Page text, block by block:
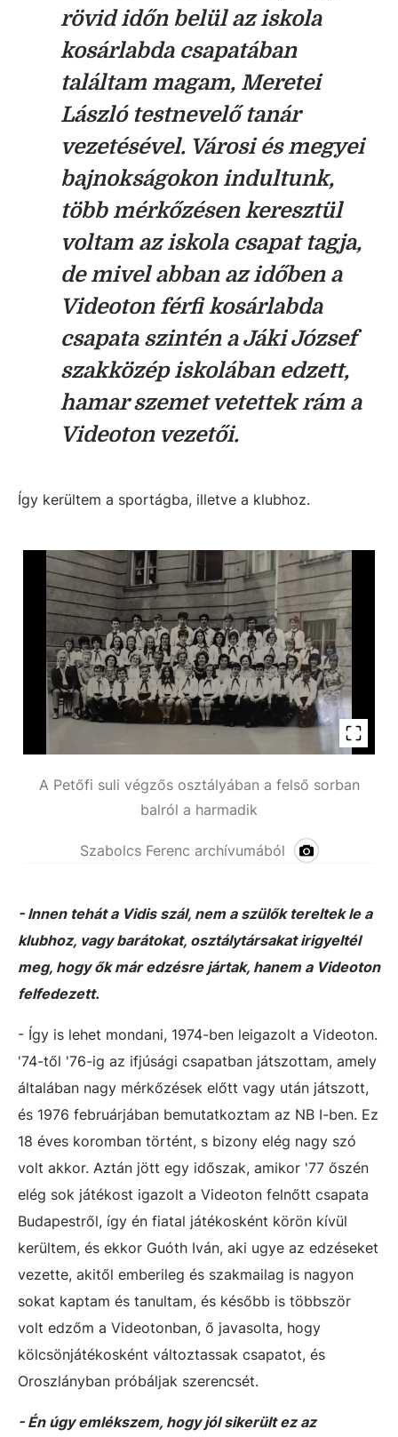
rövid időn belül az iskola
kosárlabda csapatában
találtam magam, Meretei
László testnevelő tanár
vezetésével. Városi és megyei
bajnokságokon indultunk,
több mérkőzésen keresztül
voltam az iskola csapat tagja,
de mivel abban az időben a
Videoton férfi kosárlabda
csapata szintén a Jáki József
szakközép iskolában edzett,
hamar szemet vetettek rám a
Videoton vezetői.
Így kerültem a sportágba, illetve a klubhoz.
A Petőfi suli végzős osztályában a felső sorban
balról a harmadik
Szabolcs Ferenc archívumából
- Innen tehát a Vidis szál, nem a szülők tereltek le a
klubhoz, vagy barátokat, osztálytársakat irigyeltél
meg, hogy ők már edzésre jártak, hanem a Videoton
felfedezett.
- Így is lehet mondani, 1974-ben leigazolt a Videoton.
'74-től '76-ig az ifjúsági csapatban játszottam, amely
általában nagy mérkőzések előtt vagy után játszott,
és 1976 februárjában bemutatkoztam az NB I-ben. Ez
18 éves koromban történt, s bizony elég nagy szó
volt akkor. Aztán jött egy időszak, amikor '77 őszén
elég sok játékost igazolt a Videoton felnőtt csapata
Budapestről, így én fiatal játékosként körön kívül
kerültem, és ekkor Guóth Iván, aki ugye az edzéseket
vezette, akitől emberileg és szakmailag is nagyon
sokat kaptam és tanultam, és később is többször
volt edzőm a Videotonban, ő javasolta, hogy
kölcsönjátékosként változtassak csapatot, és
Oroszlányban próbáljak szerencsét.
- Én úgy emlékszem, hogy jól sikerült ez az